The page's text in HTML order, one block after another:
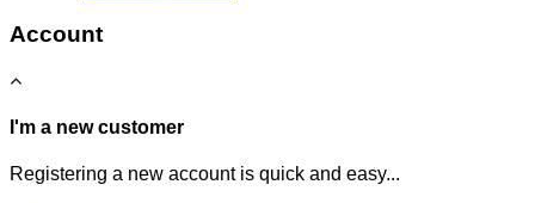
Account
I'm a new customer
Registering a new account is quick and easy...